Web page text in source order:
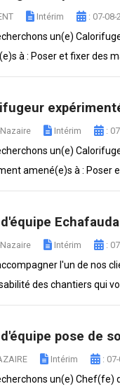
Intérim : 07-08-
un(e)
à : Poser et fixer des
Intérim :
un(e)
amené(e)s à : Poser et
Intérim :
l'un de nos
des chantiers qui
pose de
Intérim :
un(e) Chef(fe)